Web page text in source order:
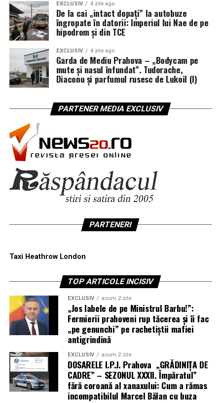
EXCLUSIV 4 zile ago
De la cai „intact dopați” la autobuze
îngropate în datorii: Imperiul lui Nae de pe
hipodrom și din TCE
EXCLUSIV 4 zile ago
Garda de Mediu Prahova – „Bodycam pe
mute și nasul înfundat”. Tudorache,
Diaconu și parfumul rusesc de Lukoil (I)
PARTENER MEDIA EXCLUSIV
PARTENERI
Taxi Heathrow London
TOP ARTICOLE INCISIV
EXCLUSIV acum 2 zile
„Jos labele de pe Ministrul Barbu!”:
Fermierii prahoveni rup tăcerea și îi fac
„pe genunchi” pe rachetiștii mafiei
antigrindină
EXCLUSIV acum 2 zile
DOSARELE I.P.J. Prahova „GRĂDINIȚA DE
CADRE” – SEZONUL XXXII. Împăratul”
fără coroană al xanaxului: Cum a rămas
incompatibilul Marcel Bălan cu buza